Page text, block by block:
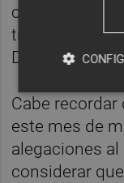
cesión de la
túnel entre la
Cabe
este mes de
alegaciones
considerar